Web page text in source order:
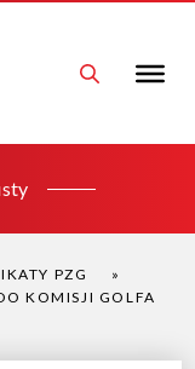
PZG
»
KOMISJI GOLFA